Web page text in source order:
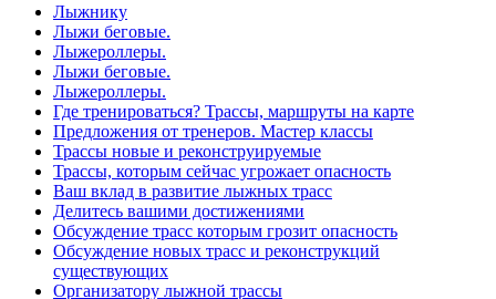
Лыжнику
Лыжи беговые.
Лыжероллеры.
Лыжи беговые.
Лыжероллеры.
Где тренироваться? Трассы, маршруты на карте
Предложения от тренеров. Мастер классы
Трассы новые и реконструируемые
Трассы, которым сейчас угрожает опасность
Ваш вклад в развитие лыжных трасс
Делитесь вашими достижениями
Обсуждение трасс которым грозит опасность
Обсуждение новых трасс и реконструкций
существующих
Организатору лыжной трассы